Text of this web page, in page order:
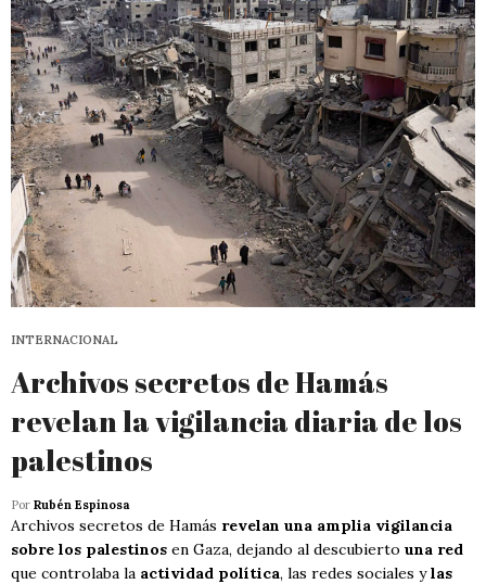
INTERNACIONAL
Archivos secretos de Hamás
revelan la vigilancia diaria de los
palestinos
Por Rubén Espinosa
Archivos secretos de Hamás revelan una amplia vigilancia
sobre los palestinos en Gaza, dejando al descubierto una red
que controlaba la actividad política, las redes sociales ylas